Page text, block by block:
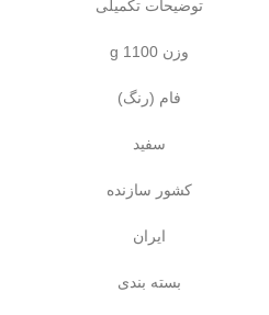
توضیحات تکمیلی
وزن 1100 g
فام (رنگ)
سفید
کشور سازنده
ایران
بسته بندی